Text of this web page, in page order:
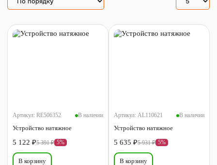
Артикул: RE506352 В наличии
Устройство натяжное
5 122 ₽5 391 ₽ 5%
В корзину
Артикул: AL110621 В наличии
Устройство натяжное
5 635 ₽5 931 ₽ 5%
В корзину